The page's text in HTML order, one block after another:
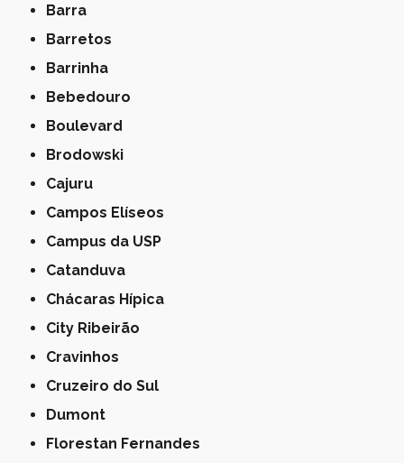
Barra
Barretos
Barrinha
Bebedouro
Boulevard
Brodowski
Cajuru
Campos Elíseos
Campus da USP
Catanduva
Chácaras Hípica
City Ribeirão
Cravinhos
Cruzeiro do Sul
Dumont
Florestan Fernandes